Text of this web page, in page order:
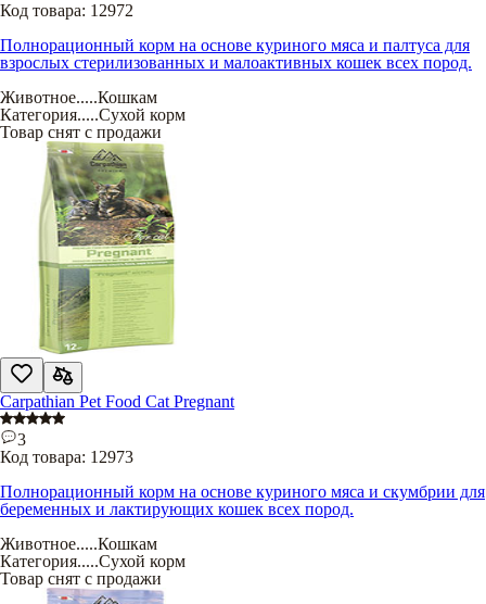
Код товара: 12972
Полнорационный корм на основе куриного мяса и палтуса для
взрослых стерилизованных и малоактивных кошек всех пород.
Животное.....Кошкам
Категория.....Сухой корм
Товар снят с продажи
Carpathian Pet Food Cat Pregnant
3
Код товара: 12973
Полнорационный корм на основе куриного мяса и скумбрии для
беременных и лактирующих кошек всех пород.
Животное.....Кошкам
Категория.....Сухой корм
Товар снят с продажи